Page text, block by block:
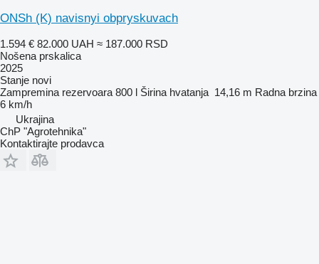
ONSh (K) navisnyi obpryskuvach
1.594 € 82.000 UAH ≈ 187.000 RSD
Nošena prskalica
2025
Stanje novi
Zampremina rezervoara 800 l Širina hvatanja 14,16 m Radna brzina
6 km/h
Ukrajina
ChP "Agrotehnika"
Kontaktirajte prodavca